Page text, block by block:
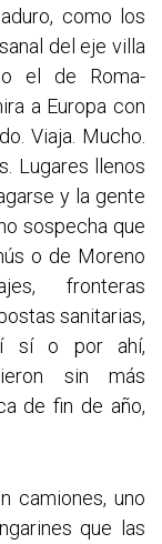
como los
del eje villa
el de Roma-
a Europa con
Viaja. Mucho.
Lugares llenos
y la gente
sospecha que
o de Moreno
fronteras
sanitarias,
sí o por ahí,
sin más
de fin de año,
camiones, uno
que las